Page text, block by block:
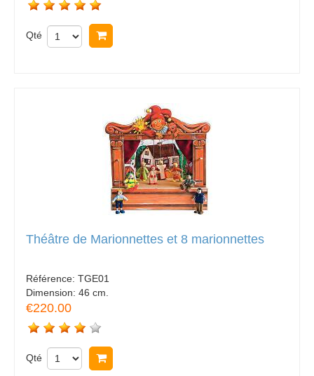
Qté
Théâtre de Marionnettes et 8 marionnettes
Référence: TGE01
Dimension: 46 cm.
€220.00
Qté